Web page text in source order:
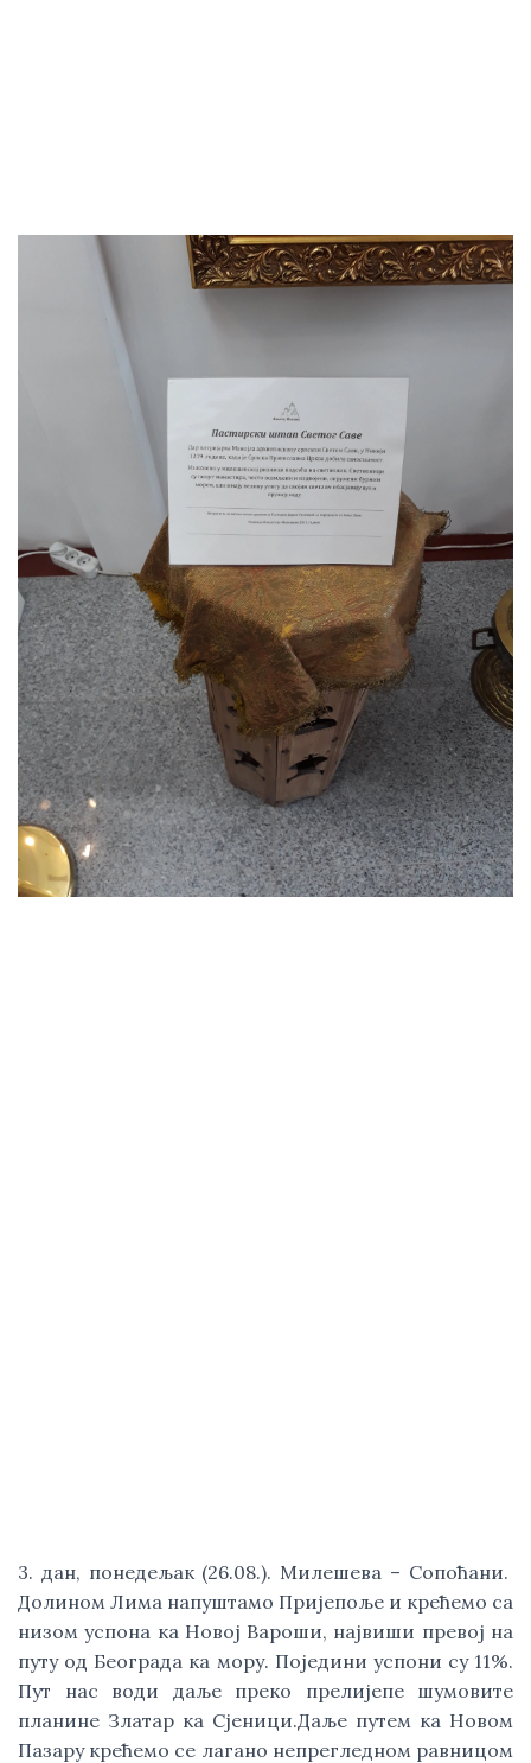
3. дан, понедељак (26.08.). Милешева – Сопоћани.
Долином Лима напуштамо Пријепоље и крећемо са
низом успона ка Новој Вароши, највиши превој на
путу од Београда ка мору. Поједини успони су 11%.
Пут нас води даље преко прелијепе шумовите
планине Златар ка Сјеници.Даље путем ка Новом
Пазару крећемо се лагано непрегледном равницом